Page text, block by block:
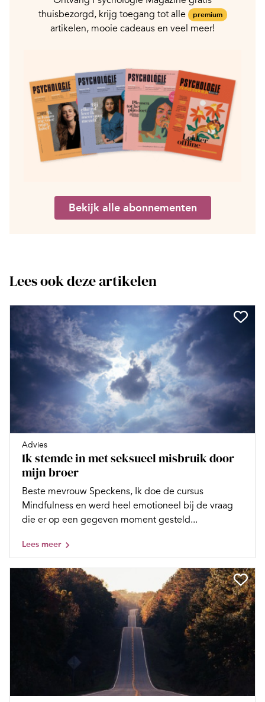
thuisbezorgd, krijg toegang tot alle
premium
artikelen, mooie cadeaus en veel meer!
Bekijk alle abonnementen
Lees ook deze artikelen
Advies
Ik stemde in met seksueel misbruik door
mijn broer
Beste mevrouw Speckens, Ik doe de cursus
Mindfulness en werd heel emotioneel bij de vraag
die er op een gegeven moment gesteld...
Lees meer